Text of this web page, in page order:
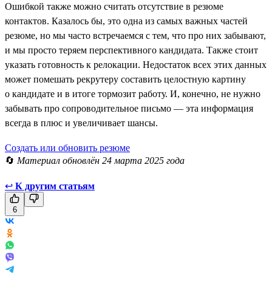
Ошибкой также можно считать отсутствие в резюме
контактов. Казалось бы, это одна из самых важных частей
резюме, но мы часто встречаемся с тем, что про них забывают,
и мы просто теряем перспективного кандидата. Также стоит
указать готовность к релокации. Недостаток всех этих данных
может помешать рекрутеру составить целостную картину
о кандидате и в итоге тормозит работу. И, конечно, не нужно
забывать про сопроводительное письмо — эта информация
всегда в плюс и увеличивает шансы.
Создать или обновить резюме
🔄 Материал обновлён 24 марта 2025 года
↩ К другим статьям
6